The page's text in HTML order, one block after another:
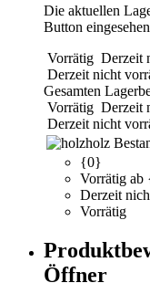
Die aktuellen
Button
Vorrätig Derzeit
Derzeit nicht
Gesamten
Vorrätig Derzeit
Derzeit nicht
holz
{0}
Vorrätig
Derzeit
Vorrätig
Öffner